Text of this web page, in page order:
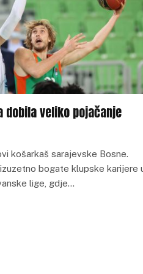
dobila veliko pojačanje
košarkaš sarajevske Bosne.
bogate klupske karijere
lige, gdje…